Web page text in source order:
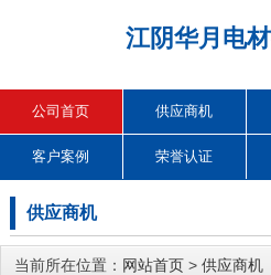
江阴华月电
公司首页 供应商机
客户案例 荣誉认证
供应商机
当前所在位置： 网站首页 > 供应商机